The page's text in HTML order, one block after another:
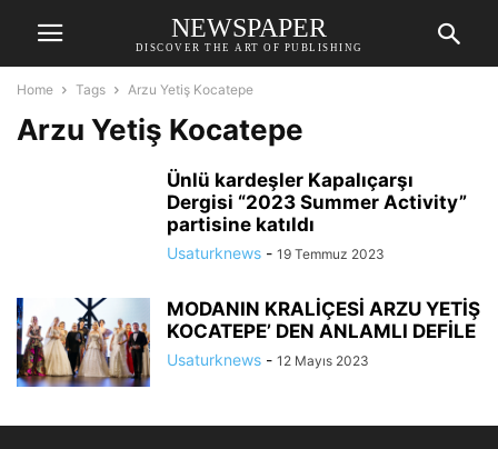
NEWSPAPER
DISCOVER THE ART OF PUBLISHING
Home Tags Arzu Yetiş Kocatepe
Arzu Yetiş Kocatepe
Ünlü kardeşler Kapalıçarşı
Dergisi “2023 Summer Activity”
partisine katıldı
Usaturknews - 19 Temmuz 2023
MODANIN KRALİÇESİ ARZU YETİŞ
KOCATEPE’ DEN ANLAMLI DEFİLE
Usaturknews - 12 Mayıs 2023